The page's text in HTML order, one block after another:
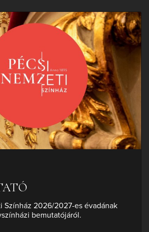
Színház 2026/2027-es évadának
bemutatójáról.